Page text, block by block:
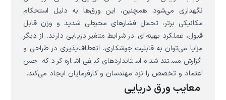
نگهداری می‌شود. همچنین، این ورق‌ها به دلیل استحکام
مکانیکی برتر، تحمل فشارهای محیطی شدید و وزن قابل
قبول، عملکرد بهینه‌ای در شرایط متغیر دریایی دارند. از دیگر
مزایا می‌توان به قابلیت جوشکاری، انعطاف‌پذیری در طراحی و
گزارش مستند شده استانداردهای کیفی اشاره کرد که حس
اعتماد و تخصص را نزد مهندسان و کارفرمایان ایجاد می‌کند.
معایب ورق دریایی